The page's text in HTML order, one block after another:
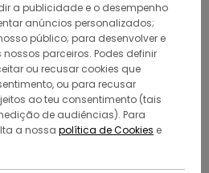
a publicidade e o desempenho
anúncios personalizados;
público; para desenvolver e
parceiros. Podes definir
ou recusar cookies que
ou para recusar
ao teu consentimento (tais
de audiências). Para
a nossa política de Cookies e